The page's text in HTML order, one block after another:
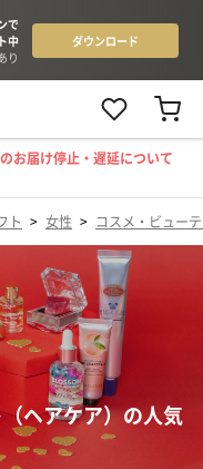
お届け停止・遅延について
ト > 女性 > コスメ・ビュー
ヘアケア）の人気